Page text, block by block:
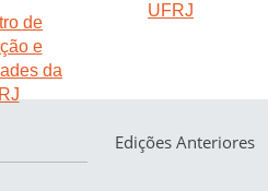
Edições Anteriores